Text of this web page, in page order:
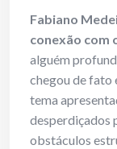
Fabiano
conexão com
alguém
chegou de fato
tema
desperdiçados
obstáculos